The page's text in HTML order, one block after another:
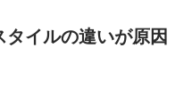
イルの違いが原因